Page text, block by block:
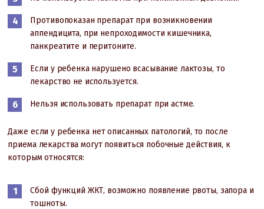
Противопоказан препарат при возникновении
аппендицита, при непроходимости кишечника,
панкреатите и перитоните.
Если у ребенка нарушено всасывание лактозы, то
лекарство не используется.
Нельзя использовать препарат при астме.
Даже если у ребенка нет описанных патологий, то после
приема лекарства могут появиться побочные действия, к
которым относятся:
Сбой функций ЖКТ, возможно появление рвоты, запора и
тошноты.